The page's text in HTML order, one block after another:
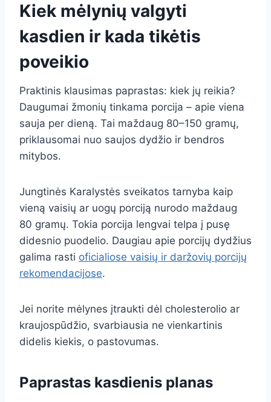
Kiek mėlynių valgyti
kasdien ir kada tikėtis
poveikio
Praktinis klausimas paprastas: kiek jų reikia?
Daugumai žmonių tinkama porcija – apie viena
sauja per dieną. Tai maždaug 80–150 gramų,
priklausomai nuo saujos dydžio ir bendros
mitybos.
Jungtinės Karalystės sveikatos tarnyba kaip
vieną vaisių ar uogų porciją nurodo maždaug
80 gramų. Tokia porcija lengvai telpa į pusę
didesnio puodelio. Daugiau apie porcijų dydžius
galima rasti oficialiose vaisių ir daržovių porcijų
rekomendacijose.
Jei norite mėlynes įtraukti dėl cholesterolio ar
kraujospūdžio, svarbiausia ne vienkartinis
didelis kiekis, o pastovumas.
Paprastas kasdienis planas